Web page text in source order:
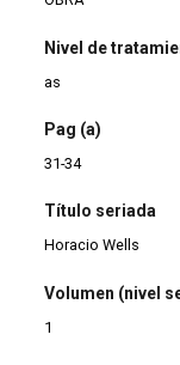
Nivel de
as
Pag (a)
31-34
Título seriada
Horacio Wells
Volumen (nivel
1